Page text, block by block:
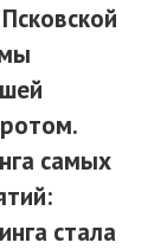
самых
стала